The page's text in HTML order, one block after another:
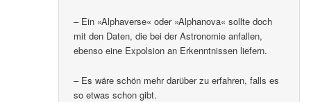
– Ein »Alphaverse« oder »Alphanova« sollte doch
mit den Daten, die bei der Astronomie anfallen,
ebenso eine Expolsion an Erkenntnissen liefern.
– Es wäre schön mehr darüber zu erfahren, falls es
so etwas schon gibt.